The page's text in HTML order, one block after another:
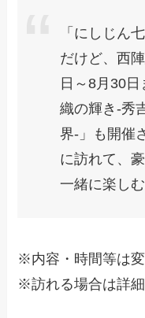
「にしじん
だけど、西
日～8月30
織の輝き-秀
界-」も開催
に訪れて、
一緒に楽し
※内容・時間等は
※訪れる場合は詳